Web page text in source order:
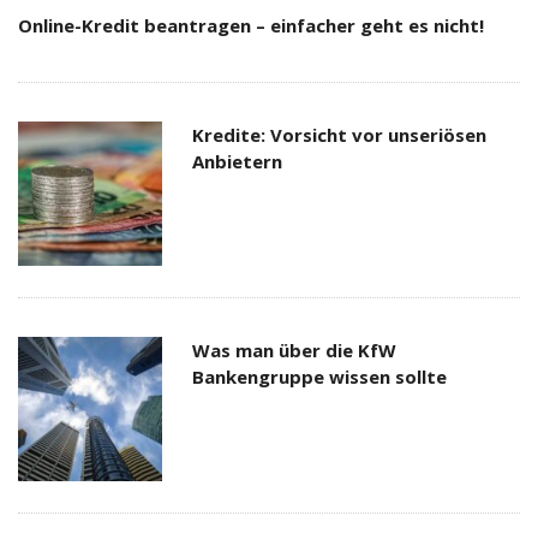
Online-Kredit beantragen – einfacher geht es nicht!
Kredite: Vorsicht vor unseriösen
Anbietern
Was man über die KfW
Bankengruppe wissen sollte